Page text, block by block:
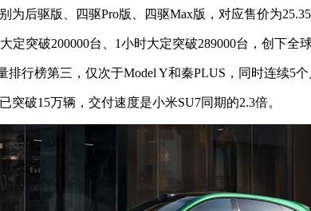
驱版、四驱Pro版、四驱Max版，对应售价为25.35
破200000台、1小时大定突破289000台，创下全球
榜第三，仅次于Model Y和秦PLUS，同时连续5个
破15万辆，交付速度是小米SU7同期的2.3倍。